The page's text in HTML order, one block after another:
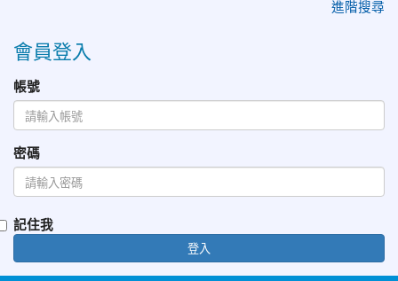
進階搜尋
會員登入
帳號
密碼
記住我
登入